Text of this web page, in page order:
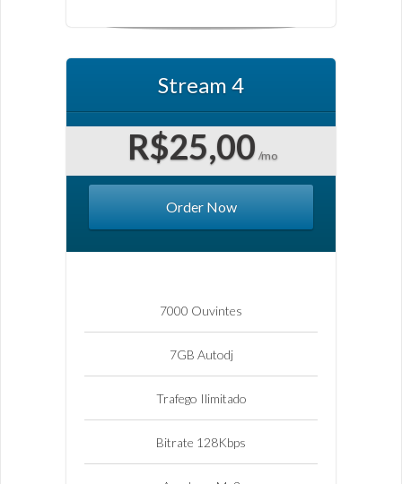
Stream 4
R$25,00 /mo
Order Now
7000 Ouvintes
7GB Autodj
Trafego Ilimitado
Bitrate 128Kbps